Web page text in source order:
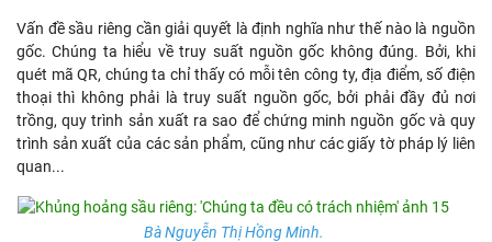
Vấn đề sầu riêng cần giải quyết là định nghĩa như thế nào là nguồn
gốc. Chúng ta hiểu về truy suất nguồn gốc không đúng. Bởi, khi
quét mã QR, chúng ta chỉ thấy có mỗi tên công ty, địa điểm, số điện
thoại thì không phải là truy suất nguồn gốc, bởi phải đầy đủ nơi
trồng, quy trình sản xuất ra sao để chứng minh nguồn gốc và quy
trình sản xuất của các sản phẩm, cũng như các giấy tờ pháp lý liên
quan...
Bà Nguyễn Thị Hồng Minh.